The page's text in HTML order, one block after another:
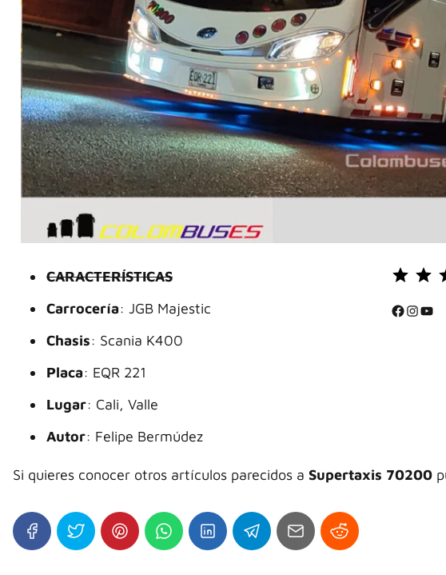
CARACTERÍSTICAS
Carrocería: JGB Majestic
Chasis: Scania K400
Placa: EQR 221
Lugar: Cali, Valle
Autor: Felipe Bermúdez
⭐
⭐
Facebook InstagramYouTube
Si quieres conocer otros artículos parecidos a Supertaxis 70200